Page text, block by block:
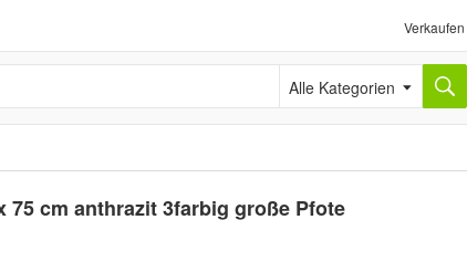
Verkaufen
Alle Kategorien
75 cm anthrazit 3farbig große Pfote